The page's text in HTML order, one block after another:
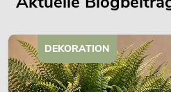
DEKORATION